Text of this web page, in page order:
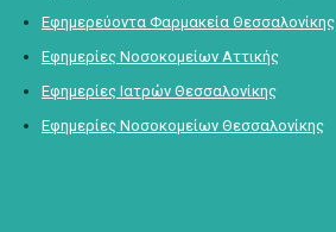
Εφημερεύοντα Φαρμακεία Θεσσαλονίκης
Εφημερίες Νοσοκομείων Αττικής
Εφημερίες Ιατρών Θεσσαλονίκης
Εφημερίες Νοσοκομείων Θεσσαλονίκης